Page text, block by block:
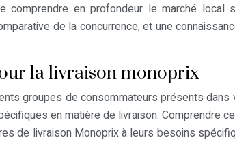
en profondeur le marché local
de la concurrence, et une
la livraison monoprix
groupes de consommateurs présents
en matière de livraison.
de livraison Monoprix à leurs besoins